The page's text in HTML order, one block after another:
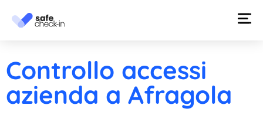
Controllo accessi
azienda a Afragola